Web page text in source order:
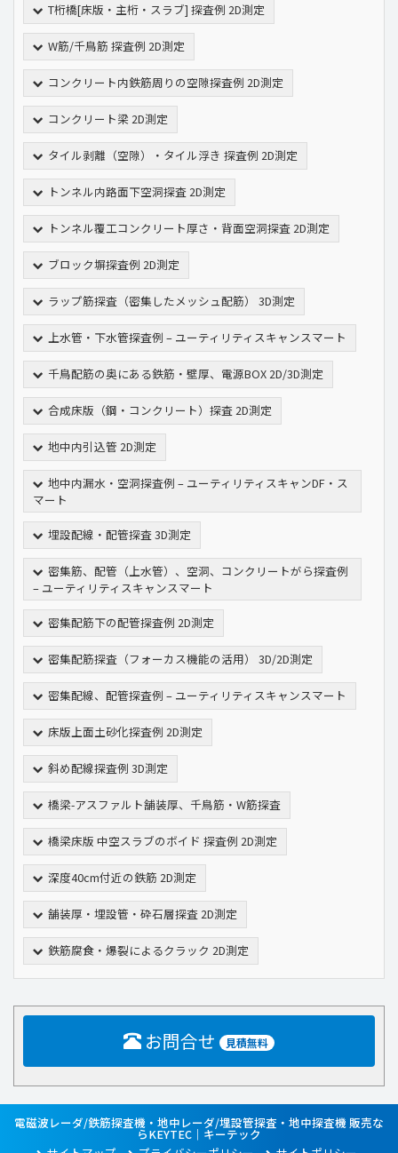
T桁橋[床版・主桁・スラブ] 探査例 2D測定
W筋/千鳥筋 探査例 2D測定
コンクリート内鉄筋周りの空隙探査例 2D測定
コンクリート梁 2D測定
タイル剥離（空隙）・タイル浮き 探査例 2D測定
トンネル内路面下空洞探査 2D測定
トンネル覆工コンクリート厚さ・背面空洞探査 2D測定
ブロック塀探査例 2D測定
ラップ筋探査（密集したメッシュ配筋） 3D測定
上水管・下水管探査例 – ユーティリティスキャンスマート
千鳥配筋の奥にある鉄筋・壁厚、電源BOX 2D/3D測定
合成床版（鋼・コンクリート）探査 2D測定
地中内引込管 2D測定
地中内漏水・空洞探査例 – ユーティリティスキャンDF・ス
マート
埋設配線・配管探査 3D測定
密集筋、配管（上水管）、空洞、コンクリートがら探査例
– ユーティリティスキャンスマート
密集配筋下の配管探査例 2D測定
密集配筋探査（フォーカス機能の活用） 3D/2D測定
密集配線、配管探査例 – ユーティリティスキャンスマート
床版上面土砂化探査例 2D測定
斜め配線探査例 3D測定
橋梁-アスファルト舗装厚、千鳥筋・W筋探査
橋梁床版 中空スラブのボイド 探査例 2D測定
深度40cm付近の鉄筋 2D測定
舗装厚・埋設管・砕石層探査 2D測定
鉄筋腐食・爆裂によるクラック 2D測定
お問合せ 見積無料
電磁波レーダ/鉄筋探査機・地中レーダ/埋設管探査・地中探査機 販売な
らKEYTEC｜キーテック